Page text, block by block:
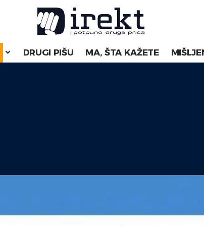
DRUGI PIŠU MA, ŠTA KAŽETE